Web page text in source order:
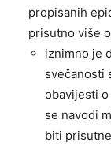
propisanih
prisutno više
iznimno je
svečanosti
obavijesti
se navodi
biti